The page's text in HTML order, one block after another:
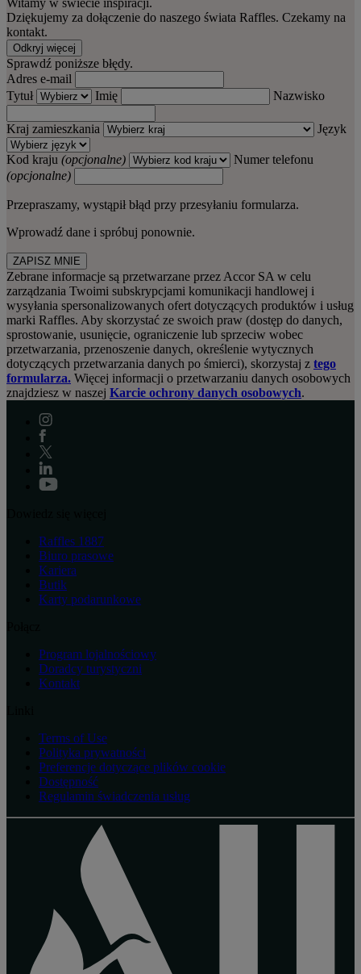
Witamy w świecie inspiracji.
Dziękujemy za dołączenie do naszego świata Raffles. Czekamy na
kontakt.
Odkryj więcej
Sprawdź poniższe błędy.
Adres e‑mail
Tytuł
Imię Nazwisko
Kraj zamieszkania Język
Kod kraju (opcjonalne)
Numer telefonu
(opcjonalne)
Przepraszamy, wystąpił błąd przy przesyłaniu formularza.
Wprowadź dane i spróbuj ponownie.
ZAPISZ MNIE
Zebrane informacje są przetwarzane przez Accor SA w celu
zarządzania Twoimi subskrypcjami komunikacji handlowej i
wysyłania spersonalizowanych ofert dotyczących produktów i usług
marki Raffles. Aby skorzystać ze swoich praw (dostęp do danych,
sprostowanie, usunięcie, ograniczenie lub sprzeciw wobec
przetwarzania, przenoszenie danych, określenie wytycznych
dotyczących przetwarzania danych po śmierci), skorzystaj z tego
formularza. Więcej informacji o przetwarzaniu danych osobowych
znajdziesz w naszej Karcie ochrony danych osobowych.
Raffles 1887
Biuro prasowe
Kariera
Butik
Karty podarunkowe
Program lojalnościowy
Doradcy turystyczni
Kontakt
Terms of Use
Polityka prywatności
Preferencje dotyczące plików cookie
Dostępność
Regulamin świadczenia usług